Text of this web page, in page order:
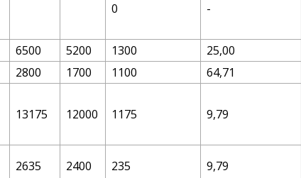
0 -
6500 5200 1300 25,00
2800 1700 1100 64,71
13175 12000 1175 9,79
2635 2400 235 9,79